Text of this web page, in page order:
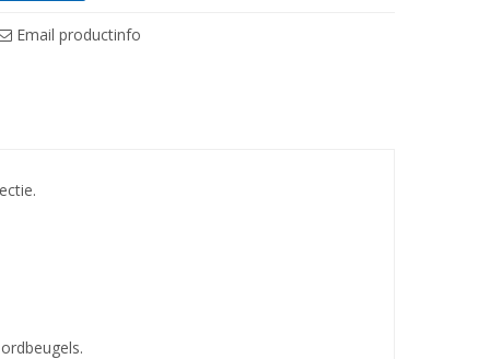
Email productinfo